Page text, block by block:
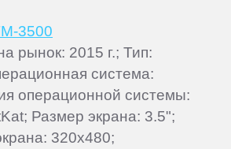
3500
рынок: 2015 г.; Тип:
система:
операционной системы:
Размер экрана: 3.5";
320x480;